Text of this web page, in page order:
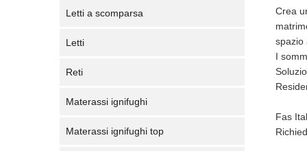
Letti a scomparsa
Letti
Reti
Materassi ignifughi
Materassi ignifughi top
Crea
spazio
I
Fas